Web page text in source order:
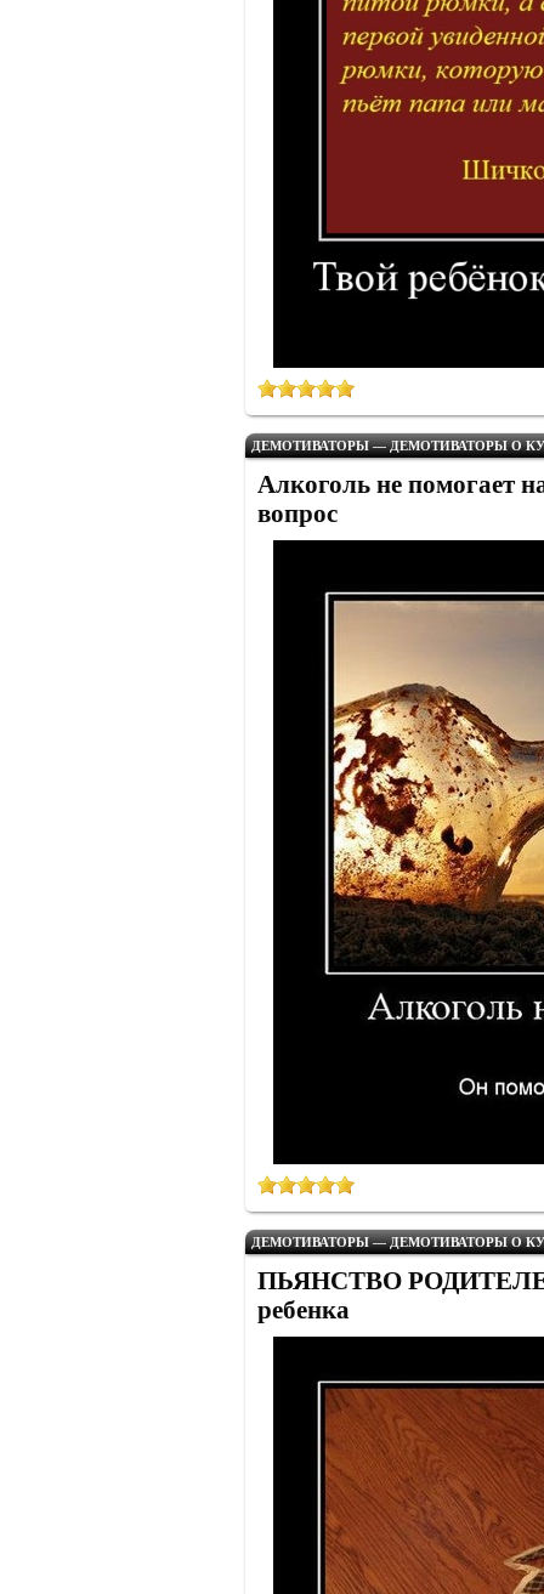
ДЕМОТИВАТОРЫ — ДЕМОТИВАТОРЫ О
Алкоголь не помогает
вопрос
ДЕМОТИВАТОРЫ — ДЕМОТИВАТОРЫ О
ПЬЯНСТВО РОДИТЕЛЕЙ
ребенка